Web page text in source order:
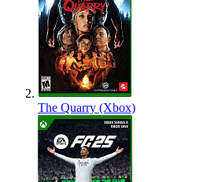
The Quarry (Xbox)